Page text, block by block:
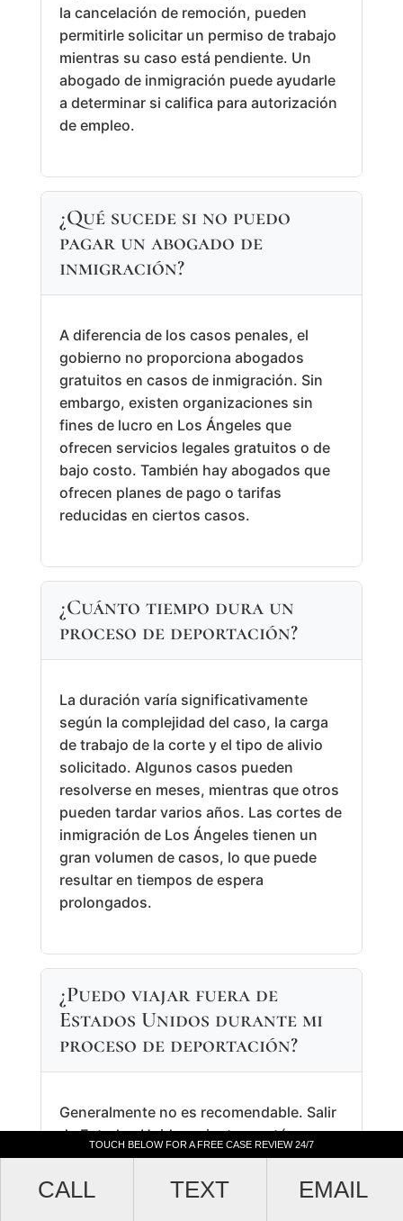
TOUCH BELOW FOR A FREE CASE REVIEW 24/7
CALL TEXT EMAIL
la cancelación de remoción, pueden
permitirle solicitar un permiso de trabajo
mientras su caso está pendiente. Un
abogado de inmigración puede ayudarle
a determinar si califica para autorización
de empleo.
¿Qué sucede si no puedo
pagar un abogado de
inmigración?
A diferencia de los casos penales, el
gobierno no proporciona abogados
gratuitos en casos de inmigración. Sin
embargo, existen organizaciones sin
fines de lucro en Los Ángeles que
ofrecen servicios legales gratuitos o de
bajo costo. También hay abogados que
ofrecen planes de pago o tarifas
reducidas en ciertos casos.
¿Cuánto tiempo dura un
proceso de deportación?
La duración varía significativamente
según la complejidad del caso, la carga
de trabajo de la corte y el tipo de alivio
solicitado. Algunos casos pueden
resolverse en meses, mientras que otros
pueden tardar varios años. Las cortes de
inmigración de Los Ángeles tienen un
gran volumen de casos, lo que puede
resultar en tiempos de espera
prolongados.
¿Puedo viajar fuera de
Estados Unidos durante mi
proceso de deportación?
Generalmente no es recomendable. Salir
de Estados Unidos mientras está en
proceso de deportación puede resultar
en que se considere que ha abandonado
su caso, lo que podría llevar a una orden
TOUCH BELOW FOR A FREE CASE REVIEW 24/7
CALL TEXT EMAIL